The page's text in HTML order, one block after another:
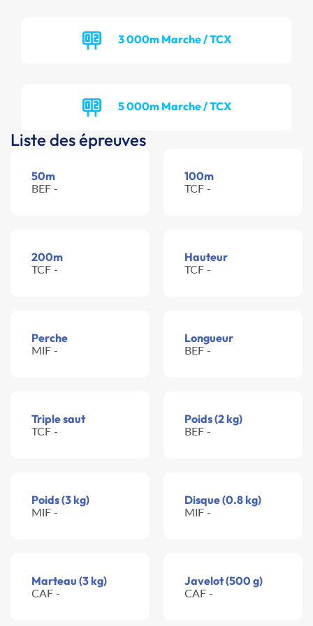
3 000m Marche / TCX
5 000m Marche / TCX
Liste des épreuves
50m
BEF -
100m
TCF -
200m
TCF -
Hauteur
TCF -
Perche
MIF -
Longueur
BEF -
Triple saut
TCF -
Poids (2 kg)
BEF -
Poids (3 kg)
MIF -
Disque (0.8 kg)
MIF -
Marteau (3 kg)
CAF -
Javelot (500 g)
CAF -